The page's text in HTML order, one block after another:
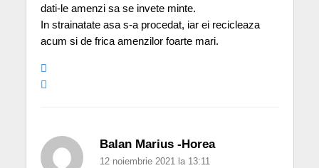
dati-le amenzi sa se invete minte.
In strainatate asa s-a procedat, iar ei recicleaza
acum si de frica amenzilor foarte mari.
Balan Marius -Horea
12 noiembrie 2021 la 13:11